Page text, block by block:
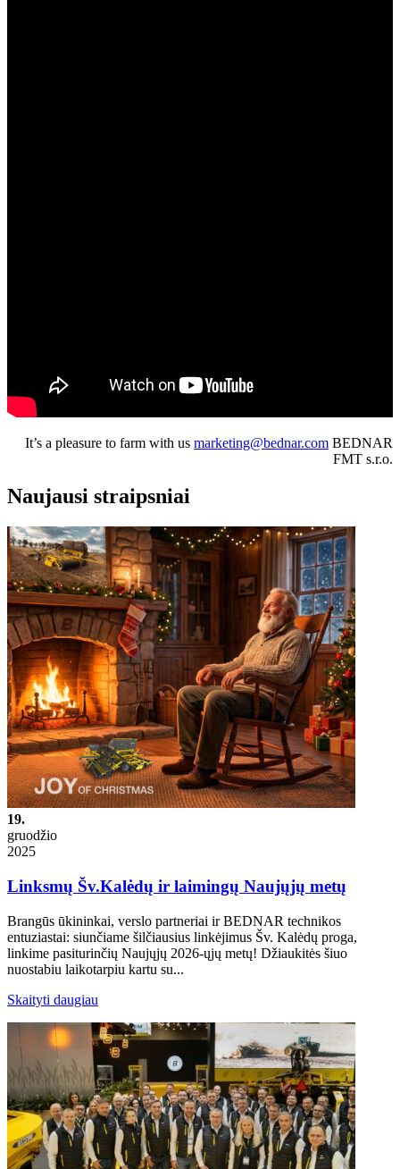
It’s a pleasure to farm with us marketing@bednar.com BEDNAR
FMT s.r.o.
Naujausi straipsniai
19.
gruodžio
2025
Linksmų Šv.Kalėdų ir laimingų Naujųjų metų
Brangūs ūkininkai, verslo partneriai ir BEDNAR technikos
entuziastai: siunčiame šilčiausius linkėjimus Šv. Kalėdų proga,
linkime pasiturinčių Naujųjų 2026-ųjų metų! Džiaukitės šiuo
nuostabiu laikotarpiu kartu su...
Skaityti daugiau